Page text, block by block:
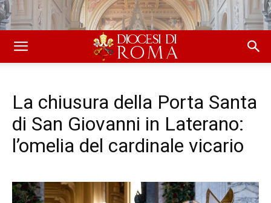
La chiusura della Porta Santa
di San Giovanni in Laterano:
l’omelia del cardinale vicario